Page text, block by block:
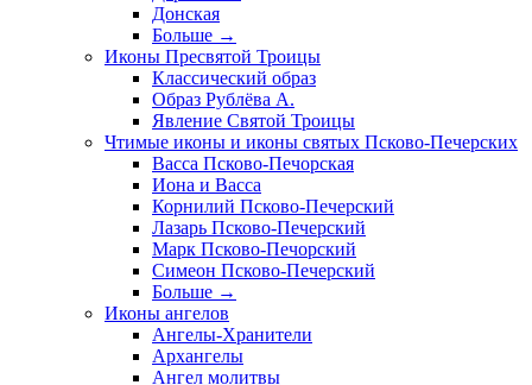
Донская
Больше →
Иконы Пресвятой Троицы
Классический образ
Образ Рублёва А.
Явление Святой Троицы
Чтимые иконы и иконы святых Псково-Печерских
Васса Псково-Печорская
Иона и Васса
Корнилий Псково-Печерский
Лазарь Псково-Печерский
Марк Псково-Печорский
Симеон Псково-Печерский
Больше →
Иконы ангелов
Ангелы-Хранители
Архангелы
Ангел молитвы